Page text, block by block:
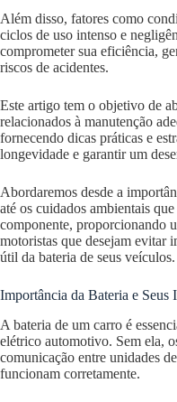
Além disso, fatores como
ciclos de uso intenso e
comprometer sua eficiência,
riscos de acidentes.
Este artigo tem o objetivo de
relacionados à manutenção
fornecendo dicas práticas e
longevidade e garantir um
Abordaremos desde a
até os cuidados ambientais
componente, proporcionando
motoristas que desejam evitar
útil da bateria de seus veículos.
Importância da Bateria e Seus
A bateria de um carro é
elétrico automotivo. Sem ela,
comunicação entre unidades
funcionam corretamente.